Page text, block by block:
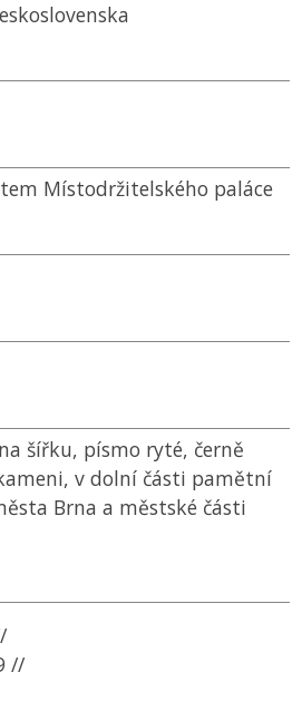
Místodržitelského paláce
šířku, písmo ryté, černě
v dolní části pamětní
Brna a městské části
//